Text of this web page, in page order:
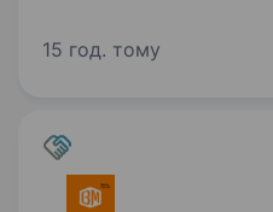
завдань великих
15 год. тому